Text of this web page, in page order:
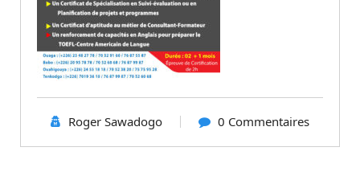
Roger Sawadogo 0 Commentaires